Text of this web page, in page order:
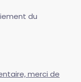
du
merci de